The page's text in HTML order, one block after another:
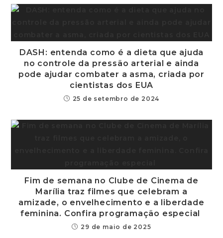
DASH: entenda como é a dieta que ajuda
no controle da pressão arterial e ainda
pode ajudar combater a asma, criada por
cientistas dos EUA
25 de setembro de 2024
Fim de semana no Clube de Cinema de
Marília traz filmes que celebram a
amizade, o envelhecimento e a liberdade
feminina. Confira programação especial
29 de maio de 2025